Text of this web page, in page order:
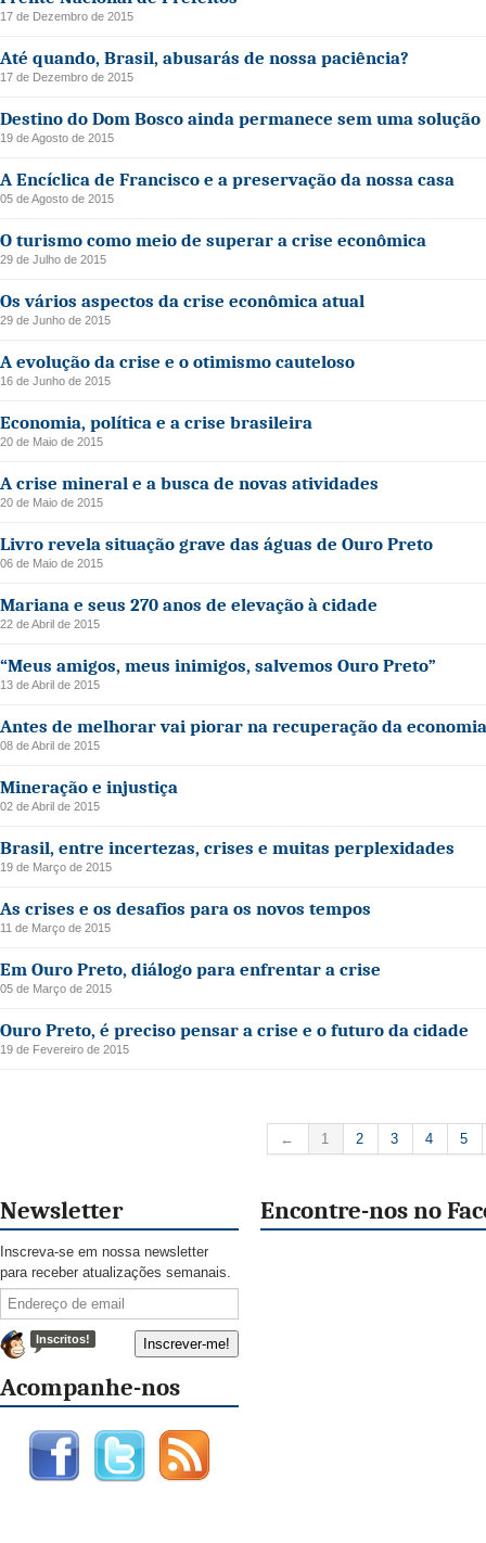
17 de Dezembro de 2015
Até quando, Brasil, abusarás de nossa paciência?
17 de Dezembro de 2015
Destino do Dom Bosco ainda permanece sem uma solução
19 de Agosto de 2015
A Encíclica de Francisco e a preservação da nossa casa
05 de Agosto de 2015
O turismo como meio de superar a crise econômica
29 de Julho de 2015
Os vários aspectos da crise econômica atual
29 de Junho de 2015
A evolução da crise e o otimismo cauteloso
16 de Junho de 2015
Economia, política e a crise brasileira
20 de Maio de 2015
A crise mineral e a busca de novas atividades
20 de Maio de 2015
Livro revela situação grave das águas de Ouro Preto
06 de Maio de 2015
Mariana e seus 270 anos de elevação à cidade
22 de Abril de 2015
“Meus amigos, meus inimigos, salvemos Ouro Preto”
13 de Abril de 2015
Antes de melhorar vai piorar na recuperação da economia
08 de Abril de 2015
Mineração e injustiça
02 de Abril de 2015
Brasil, entre incertezas, crises e muitas perplexidades
19 de Março de 2015
As crises e os desafios para os novos tempos
11 de Março de 2015
Em Ouro Preto, diálogo para enfrentar a crise
05 de Março de 2015
Ouro Preto, é preciso pensar a crise e o futuro da cidade
19 de Fevereiro de 2015
← 1 2 3 4 5
Newsletter
Inscreva-se em nossa newsletter
para receber atualizações semanais.
Inscritos!
Acompanhe-nos
Encontre-nos no